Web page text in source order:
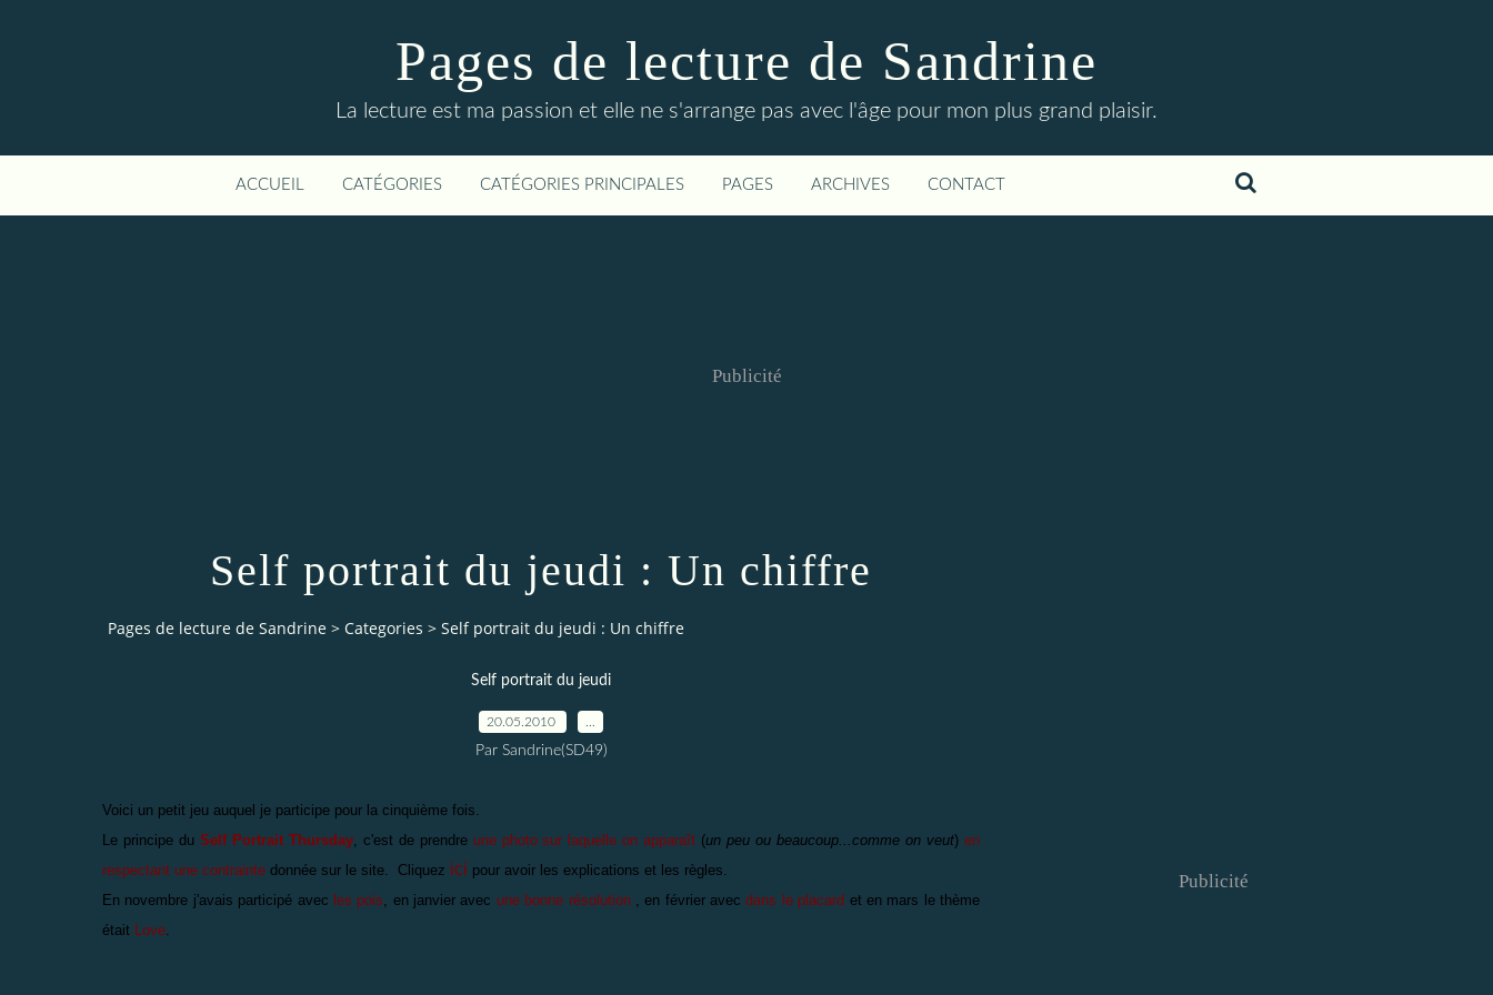
Pages de lecture de Sandrine
La lecture est ma passion et elle ne s'arrange pas avec l'âge pour mon plus grand plaisir.
ACCUEIL CATÉGORIES CATÉGORIES PRINCIPALES PAGES ARCHIVES CONTACT
Publicité
Self portrait du jeudi : Un chiffre
Pages de lecture de Sandrine > Categories > Self portrait du jeudi : Un chiffre
Self portrait du jeudi
20.05.2010
Par Sandrine(SD49)
Voici un petit jeu auquel je participe pour la cinquième fois.
Le principe du Self Portrait Thursday, c'est de prendre une photo sur laquelle on apparaît (un peu ou beaucoup...comme on veut) en
respectant une contrainte donnée sur le site. Cliquez ici pour avoir les explications et les règles.
En novembre j'avais participé avec les pois , en janvier avec une bonne résolution, en février avecdans le placard et en mars le thème
était
Love
Publicité